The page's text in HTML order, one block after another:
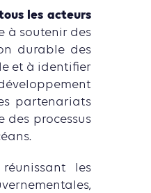
les acteurs
à soutenir des
durable des
et à identifier
partenariats
des processus
les